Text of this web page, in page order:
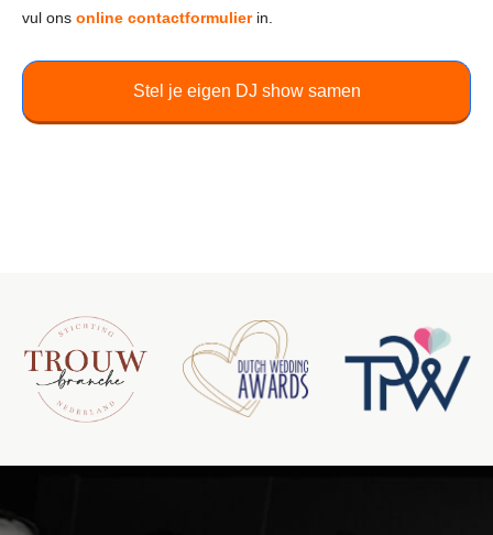
vul ons online contactformulierin.
Stel je eigen DJ show samen